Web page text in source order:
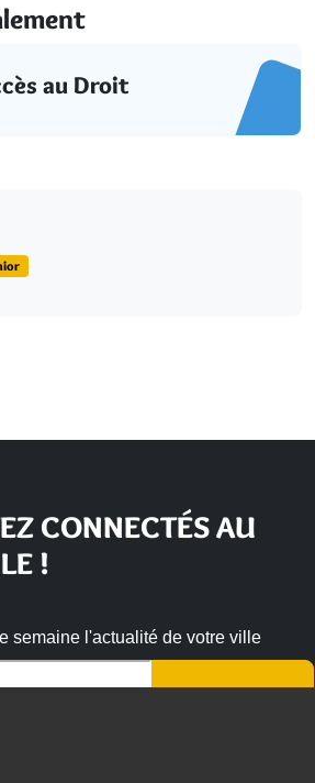
au Droit
CONNECTÉS AU
!
semaine l'actualité de votre ville